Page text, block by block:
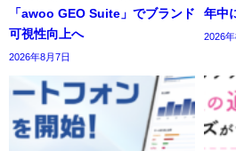
「awoo GEO Suite」でブランド
可視性向上へ
2026年8月7日
年中
2026